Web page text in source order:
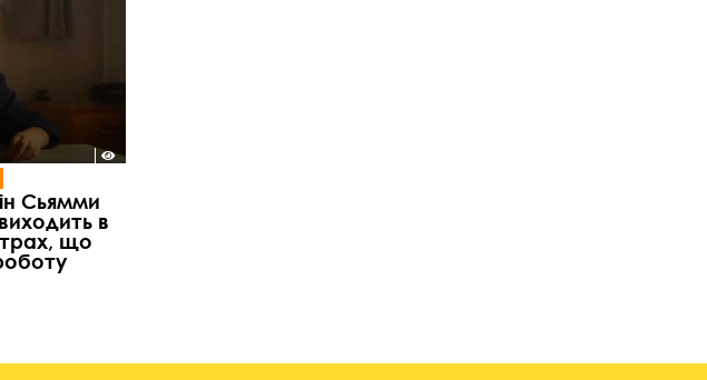
Сьямми
в
що